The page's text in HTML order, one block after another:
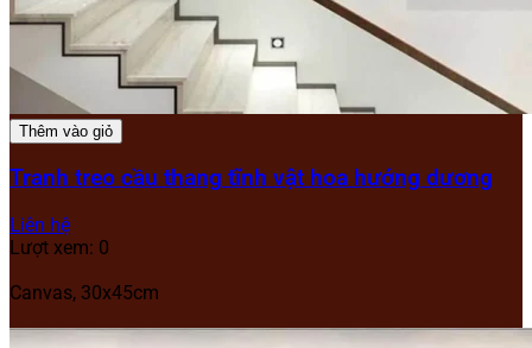
Thêm vào giỏ
Tranh treo cầu thang tĩnh vật hoa hướng dương
Liên hệ
Lượt xem: 0
Canvas, 30x45cm